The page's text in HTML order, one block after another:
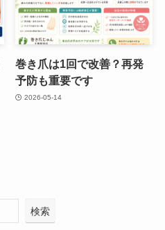
巻き爪は1回で改善？再発
予防も重要です
2026-05-14
検索